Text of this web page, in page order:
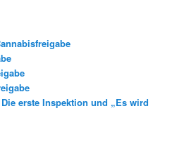
erste Inspektion und „Es wird